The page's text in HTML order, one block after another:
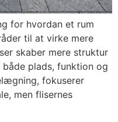
for hvordan et rum
til at virke mere
skaber mere struktur
plads, funktion og
fokuserer
men flisernes